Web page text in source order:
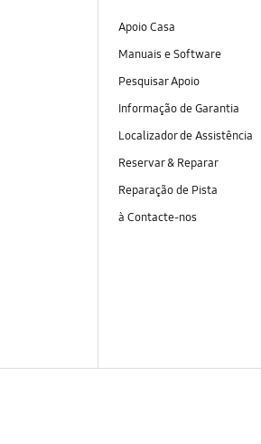
Apoio Casa
Manuais e Software
Pesquisar Apoio
Informação de Garantia
Localizador de Assistência
Reservar & Reparar
Reparação de Pista
à Contacte-nos